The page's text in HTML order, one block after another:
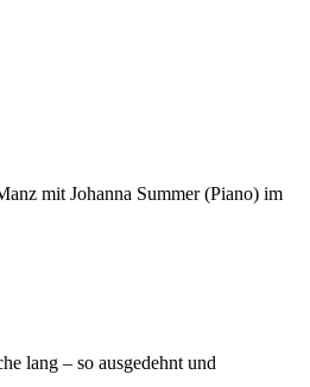
mit Johanna Summer (Piano) im
lang – so ausgedehnt und